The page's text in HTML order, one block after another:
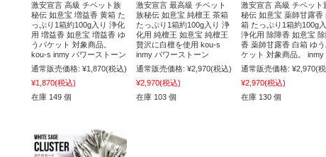
激安宣言 高級 チベット族
秘伝 如意宝 増益香 黄箱 た
っぷり1箱約100g入り 浄化
用 増益香 如意宝 増益香 ゆ
うパケット 対象商品。
kou-s inmy パワーストーン
通常販売価格: ¥1,870(税込)
¥1,870(税込)
在庫 149 個
激安宣言 最高級 チベット
族秘伝 如意宝 純檀王 茶箱
たっぷり1箱約100g入り 浄
化用 純檀王 如意宝 純檀王
贅沢に白檀を使用 kou-s
inmy パワーストーン
通常販売価格: ¥2,970(税込)
¥2,970(税込)
在庫 103 個
激安宣言 高級 チベット
秘伝 如意宝 薬師甘露香
箱 たっぷり1箱約100g
浄化用 除障香 如意宝
香 薬師甘露香 白箱 ゆ
ケット 対象商品。 inmy
通常販売価格: ¥2,970(
¥2,970(税込)
在庫 130 個